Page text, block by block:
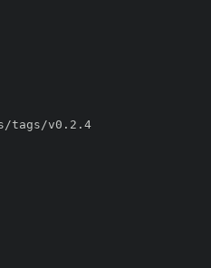
//github.com/MaxGhenis/farness/.github/workflows/publish.yml@refs/tags/v0.2.4